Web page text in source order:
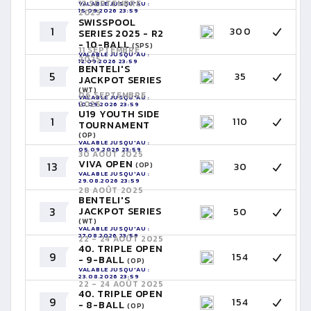
VALABLE JUSQU'AU :
15.09.2026 23:59
1
13 SEPTEMBRE
2025
SWISSPOOL
SERIES 2025 - R2
- 10-BALL(SPS)
VALABLE JUSQU'AU :
12.09.2026 23:59
300
5
11 SEPTEMBRE
2025
BENTELI'S
JACKPOT SERIES
(WT)
VALABLE JUSQU'AU :
10.09.2026 23:59
35
1
06 SEPTEMBRE
2025
U19 YOUTH SIDE
TOURNAMENT
(OP)
VALABLE JUSQU'AU :
05.09.2026 23:59
110
13
30 AOÛT 2025
VIVA OPEN (OP)
VALABLE JUSQU'AU :
29.08.2026 23:59
30
3
28 AOÛT 2025
BENTELI'S
JACKPOT SERIES
(WT)
VALABLE JUSQU'AU :
27.08.2026 23:59
50
9
22 - 24 AOÛT 2025
40. TRIPLE OPEN
- 9-BALL(OP)
VALABLE JUSQU'AU :
23.08.2026 23:59
154
9
22 - 24 AOÛT 2025
40. TRIPLE OPEN
- 8-BALL(OP) 154